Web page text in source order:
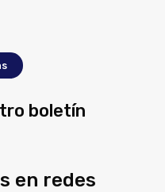
boletín
en redes